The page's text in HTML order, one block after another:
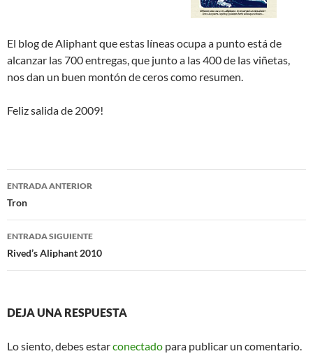
El blog de Aliphant que estas líneas ocupa a punto está de
alcanzar las 700 entregas, que junto a las 400 de las viñetas,
nos dan un buen montón de ceros como resumen.
Feliz salida de 2009!
Navegación
de
entradas
ENTRADA ANTERIOR
Tron
ENTRADA SIGUIENTE
Rived’s Aliphant 2010
DEJA UNA RESPUESTA
Lo siento, debes estarconectado para publicar un comentario.